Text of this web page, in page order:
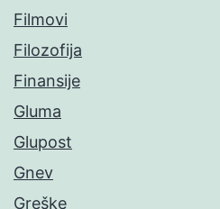
Filmovi
Filozofija
Finansije
Gluma
Glupost
Gnev
Greške